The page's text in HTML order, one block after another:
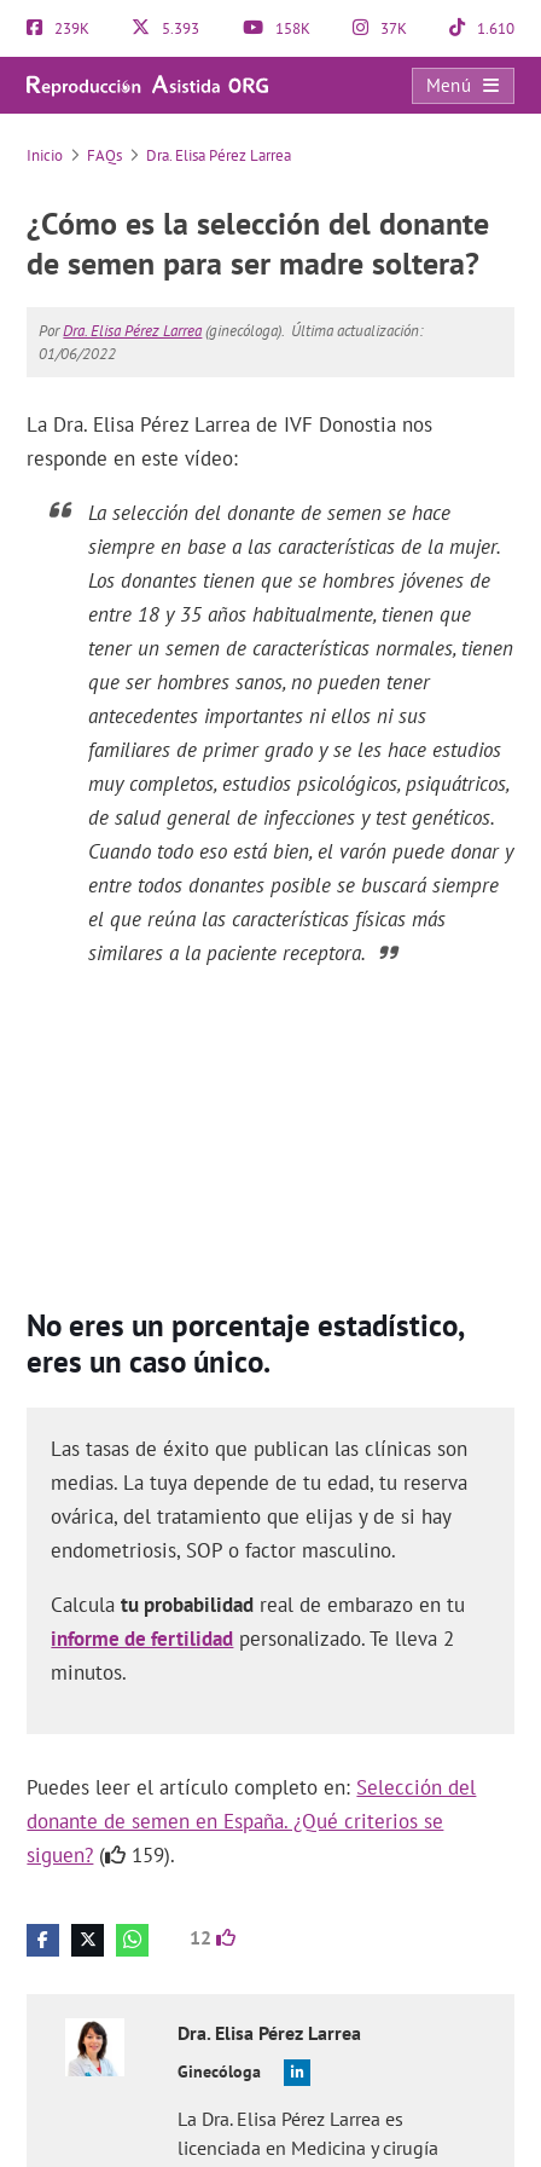
239K 5.393 158K 37K 1.610
Menú
FAQs
Inicio FAQs Dra. Elisa Pérez Larrea
¿Cómo es la selección del donante
de semen para ser madre soltera?
PorDra. Elisa Pérez Larrea(ginecóloga). Última actualización:
01/06/2022
La Dra. Elisa Pérez Larrea de IVF Donostia nos
responde en este vídeo:
La selección del donante de semen se hace
siempre en base a las características de la mujer.
Los donantes tienen que se hombres jóvenes de
entre 18 y 35 años habitualmente, tienen que
tener un semen de características normales, tienen
que ser hombres sanos, no pueden tener
antecedentes importantes ni ellos ni sus
familiares de primer grado y se les hace estudios
muy completos, estudios psicológicos, psiquátricos,
de salud general de infecciones y test genéticos.
Cuando todo eso está bien, el varón puede donar y
entre todos donantes posible se buscará siempre
el que reúna las características físicas más
similares a la paciente receptora.
No eres un porcentaje estadístico,
eres un caso único.
Las tasas de éxito que publican las clínicas son
medias. La tuya depende de tu edad, tu reserva
ovárica, del tratamiento que elijas y de si hay
endometriosis, SOP o factor masculino.
Calculatu probabilidad real de embarazo en tu
informe de fertilidad personalizado. Te lleva 2
minutos.
Puedes leer el artículo completo en: Selección del
donante de semen en España. ¿Qué criterios se
siguen? ( 159).
12
Dra. Elisa Pérez Larrea
Ginecóloga
La Dra. Elisa Pérez Larrea es
licenciada en Medicina y cirugía